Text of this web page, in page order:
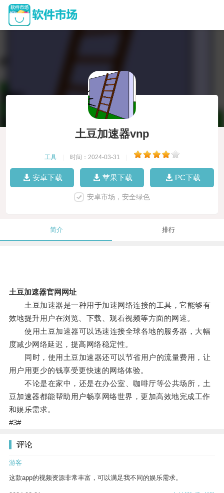
土豆加速器vnp
工具 时间：2024-03-31
安卓下载 苹果下载 PC下载
安卓市场，安全绿色
简介 排行
土豆加速器官网网址
土豆加速器是一种用于加速网络连接的工具，它能够有
效地提升用户在浏览、下载、观看视频等方面的网速。
使用土豆加速器可以迅速连接全球各地的服务器，大幅
度减少网络延迟，提高网络稳定性。
同时，使用土豆加速器还可以节省用户的流量费用，让
用户用更少的钱享受更快速的网络体验。
不论是在家中，还是在办公室、咖啡厅等公共场所，土
豆加速器都能帮助用户畅享网络世界，更加高效地完成工作
和娱乐需求。
#3#
评论
游客
这款app的视频资源非常丰富，可以满足我不同的娱乐需求。